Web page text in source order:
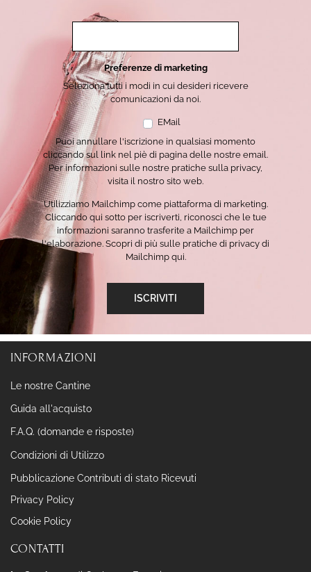
Preferenze di marketing
Seleziona tutti i modi in cui desideri ricevere
comunicazioni da noi.
EMail
Puoi annullare l'iscrizione in qualsiasi momento
cliccando sul link nel piè di pagina delle nostre email.
Per informazioni sulle nostre pratiche sulla privacy,
visita il nostro sito web.
Utilizziamo Mailchimp come piattaforma di marketing.
Cliccando qui sotto per iscriverti, riconosci che le tue
informazioni saranno trasferite a Mailchimp per
l'elaborazione. Scopri di più sulle pratiche di privacy di
Mailchimp qui.
INFORMAZIONI
Le nostre Cantine
Guida all'acquisto
F.A.Q. (domande e risposte)
Condizioni di Utilizzo
Pubblicazione Contributi di stato Ricevuti
Privacy Policy
Cookie Policy
CONTATTI